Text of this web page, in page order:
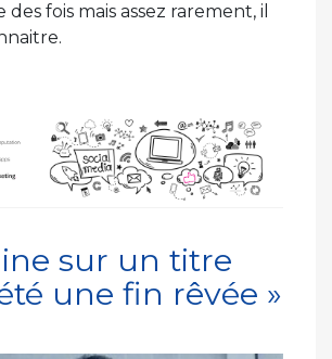
des fois mais assez rarement, il
sur un titre
une fin rêvée »